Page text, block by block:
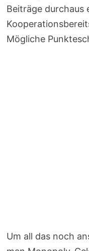
Beiträge durchaus
Mögliche
Um all das noch